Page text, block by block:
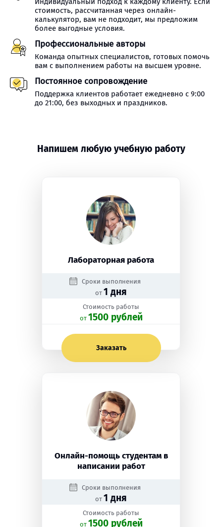
стоимость, рассчитанная через онлайн-
калькулятор, вам не подходит, мы предложим
более выгодные условия.
Профессиональные авторы
Команда опытных специалистов, готовых помочь
вам с выполнением работы на высшем уровне.
Постоянное сопровождение
Поддержка клиентов работает ежедневно с 9:00
до 21:00, без выходных и праздников.
Напишем любую учебную работу
Лабораторная работа
Сроки выполнения
от 1 дня
Стоимость работы
oт 1500 рублей
Заказать
Онлайн-помощь студентам в
написании работ
Сроки выполнения
от 1 дня
Стоимость работы
oт 1500 рублей